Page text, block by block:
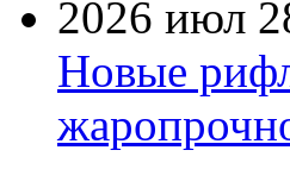
2026 июл
Новые